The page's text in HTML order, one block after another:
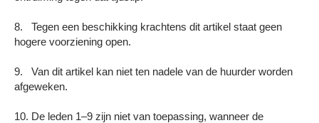
8. Tegen een beschikking krachtens dit artikel staat geen
hogere voorziening open.
9. Van dit artikel kan niet ten nadele van de huurder worden
afgeweken.
10. De leden 1–9 zijn niet van toepassing, wanneer de